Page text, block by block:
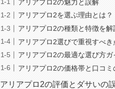
アリアプロ2の魅力と誤解
アリアプロ2を選ぶ理由とは？
アリアプロ2の種類と特徴を解
アリアプロ2選びで重視すべき
アリアプロ2の最適な選び方ガ
アリアプロ2の価格帯と口コミ
アリアプロ2の評価とダサいの